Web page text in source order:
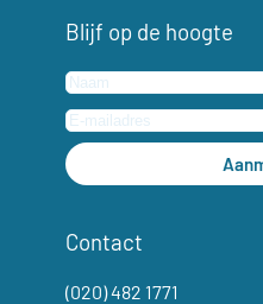
Blijf op de hoogte
Contact
(020) 482 1771